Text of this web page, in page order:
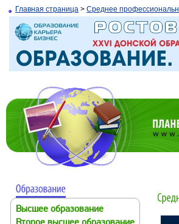
Главная страница > Среднее
Высшее образование